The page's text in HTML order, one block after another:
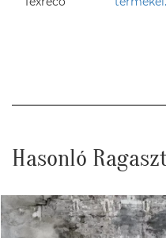
Hasonló